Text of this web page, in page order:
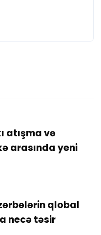
atışma və
arasında yeni
qlobal
necə təsir